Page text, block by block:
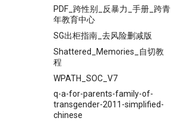
PDF_跨性别_反暴力_手册_跨青
年教育中心
SG出柜指南_去风险删减版
Shattered_Memories_自切教
程
WPATH_SOC_V7
q-a-for-parents-family-of-
transgender-2011-simplified-
chinese